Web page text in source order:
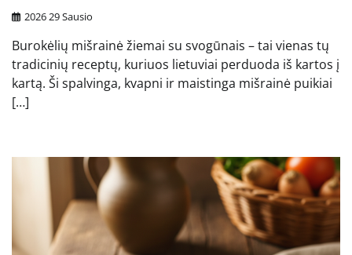
2026 29 Sausio
Burokėlių mišrainė žiemai su svogūnais – tai vienas tų
tradicinių receptų, kuriuos lietuviai perduoda iš kartos į
kartą. Ši spalvinga, kvapni ir maistinga mišrainė puikiai
[…]